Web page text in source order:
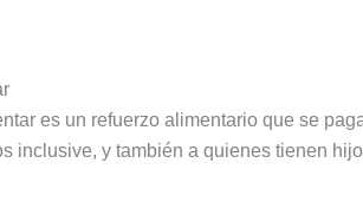
es un refuerzo alimentario que se
inclusive, y también a quienes tienen